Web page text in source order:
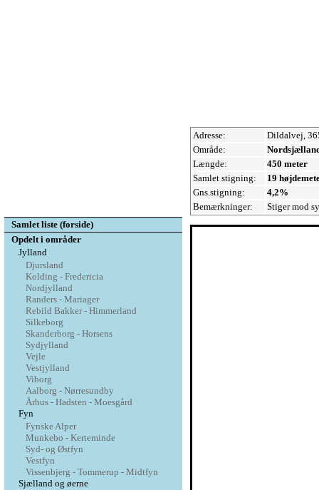
Samlet liste (forside)
Opdelt i områder
Jylland
Djursland
Kolding - Fredericia
Nordjylland
Randers - Mariager
Rebild Bakker - Himmerland
Silkeborg
Skanderborg - Horsens
Sydjylland
Vejle
Vestjylland
Viborg
Aalborg - Nørresundby
Århus - Hadsten - Moesgård
Fyn
Fynske Alper
Munkebo - Kerteminde
Syd- og Østfyn
Vestfyn
Vissenbjerg - Tommerup - Midtfyn
Sjælland og øerne
Adresse:
Dildalvej,
Område:
Længde:
450 meter
Samlet stigning:
19
Gns.stigning:
4,2%
Bemærkninger:
Stiger mod